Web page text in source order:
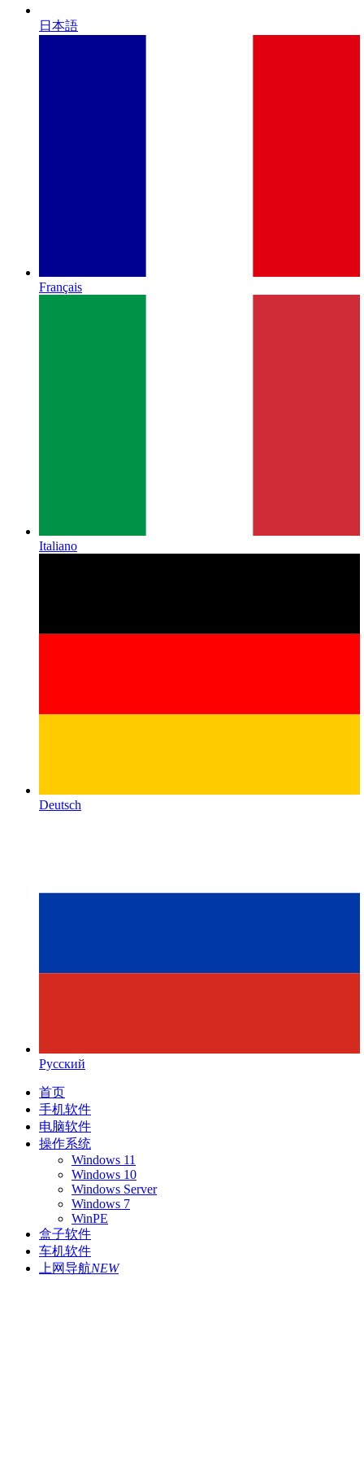
日本語
Français
Italiano
Deutsch
Русский
首页
手机软件
电脑软件
操作系统
Windows 11
Windows 10
Windows Server
Windows 7
WinPE
盒子软件
车机软件
上网导航NEW